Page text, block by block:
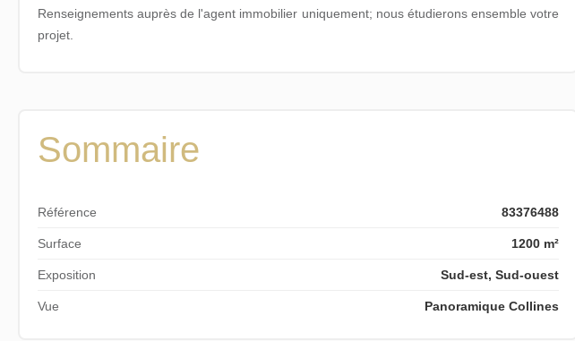
Renseignements auprès de l'agent immobilier uniquement; nous étudierons ensemble votre
projet.
Sommaire
Référence 83376488
Surface 1200 m²
Exposition Sud-est, Sud-ouest
Vue Panoramique Collines